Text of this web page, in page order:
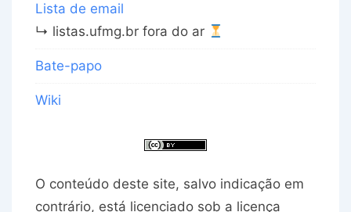
Lista de email
↳ listas.ufmg.br fora do ar
Bate-papo
Wiki
O conteúdo deste site, salvo indicação em
contrário, está licenciado sob a licença